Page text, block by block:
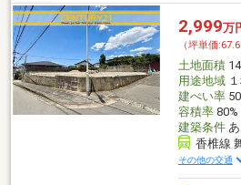
2,999万
（坪単価
土地面積
用途地域１
建ぺい率
容積率80%
建築条件あ
香椎線
その他の交通